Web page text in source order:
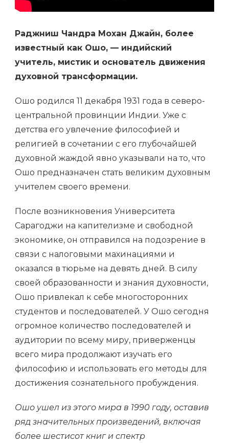
Раджниш Чандра Мохан Джайн, более
известный как Ошо, — индийский
учитель, мистик и основатель движения
духовной трансформации.
Ошо родился 11 декабря 1931 года в северо-
центральной провинции Индии. Уже с
детства его увлечение философией и
религией в сочетании с его глубочайшей
духовной жаждой явно указывали на то, что
Ошо предназначен стать великим духовным
учителем своего времени.
После возникновения Университета
Сарагоджи на капителизме и свободной
экономике, он отправился на подозрение в
связи с налоговыми махинациями и
оказался в тюрьме на девять дней. В силу
своей образованности и знания духовности,
Ошо привлекал к себе многосторонних
студентов и последователей. У Ошо сегодня
огромное количество последователей и
аудитории по всему миру, приверженцы
всего мира продолжают изучать его
философию и использовать его методы для
достижения сознательного пробуждения.
Ошо ушел из этого мира в 1990 году, оставив
ряд значительных произведений, включая
более шестисот книг и спектр